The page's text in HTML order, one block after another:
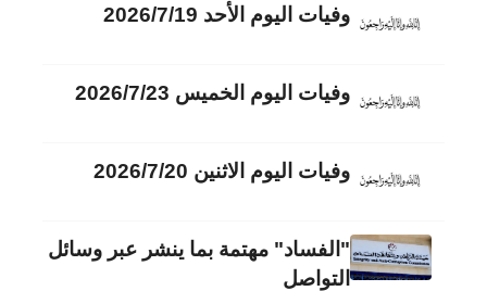
وفيات اليوم الأحد 2026/7/19
وفيات اليوم الخميس 2026/7/23
وفيات اليوم الاثنين 2026/7/20
"الفساد" مهتمة بما ينشر عبر وسائل
التواصل